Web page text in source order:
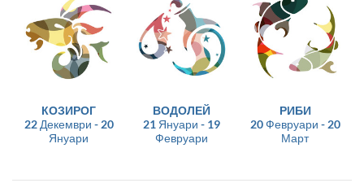
КОЗИРОГ
22 Декември - 20
Януари
ВОДОЛЕЙ
21 Януари - 19
Февруари
РИБИ
20 Февруари - 20
Март